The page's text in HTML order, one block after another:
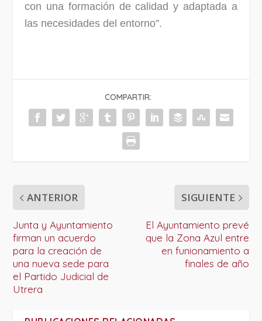
con una formación de calidad y adaptada a
las necesidades del entorno”.
COMPARTIR:
ANTERIOR
Junta y Ayuntamiento
firman un acuerdo
para la creación de
una nueva sede para
el Partido Judicial de
Utrera
SIGUIENTE
El Ayuntamiento prevé
que la Zona Azul entre
en funionamiento a
finales de año